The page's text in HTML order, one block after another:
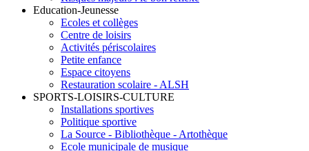
Education-Jeunesse
Ecoles et collèges
Centre de loisirs
Activités périscolaires
Petite enfance
Espace citoyens
Restauration scolaire - ALSH
SPORTS-LOISIRS-CULTURE
Installations sportives
Politique sportive
La Source - Bibliothèque - Artothèque
Ecole municipale de musique